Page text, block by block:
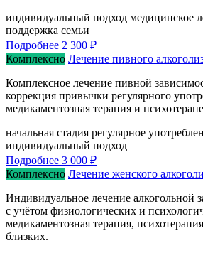
индивидуальный подход медицинское
поддержка семьи
Подробнее 2 300 ₽
Комплексно Лечение пивного
Комплексное лечение пивной
коррекция привычки регулярного
медикаментозная терапия и
начальная стадия регулярное
индивидуальный подход
Подробнее 3 000 ₽
Комплексно Лечение женского
Индивидуальное лечение алкогольной
с учётом физиологических и
медикаментозная терапия,
близких.